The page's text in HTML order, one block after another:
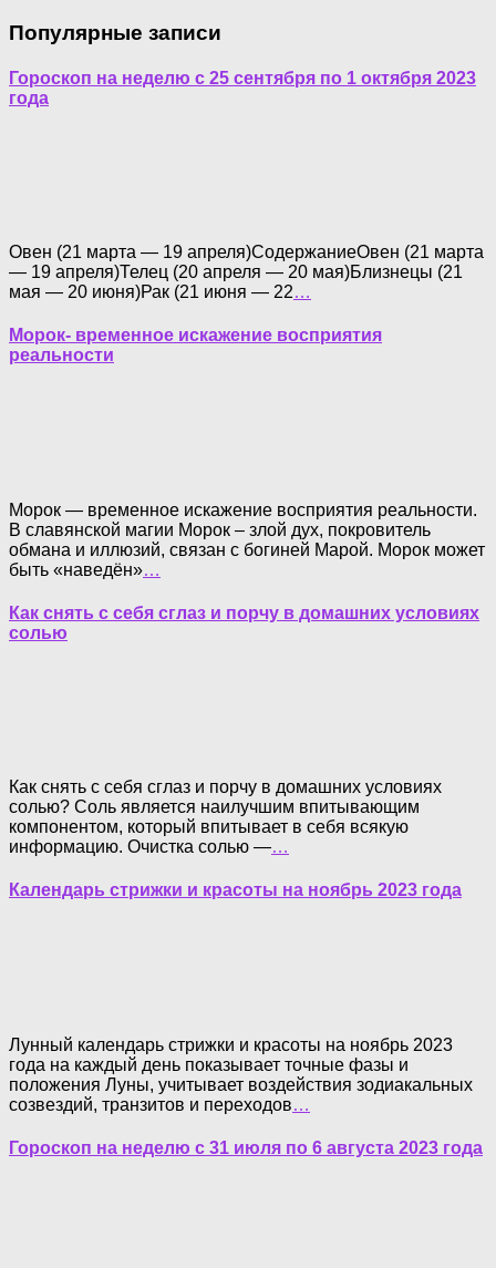
Популярные записи
Гороскоп на неделю с 25 сентября по 1 октября 2023
года
Овен (21 марта — 19 апреля)СодержаниеОвен (21 марта
— 19 апреля)Телец (20 апреля — 20 мая)Близнецы (21
мая — 20 июня)Рак (21 июня — 22…
Морок- временное искажение восприятия
реальности
Морок — временное искажение восприятия реальности.
В славянской магии Морок – злой дух, покровитель
обмана и иллюзий, связан с богиней Марой. Морок может
быть «наведён»…
Как снять с себя сглаз и порчу в домашних условиях
солью
Как снять с себя сглаз и порчу в домашних условиях
солью? Соль является наилучшим впитывающим
компонентом, который впитывает в себя всякую
информацию. Очистка солью —…
Календарь стрижки и красоты на ноябрь 2023 года
Лунный календарь стрижки и красоты на ноябрь 2023
года на каждый день показывает точные фазы и
положения Луны, учитывает воздействия зодиакальных
созвездий, транзитов и переходов…
Гороскоп на неделю с 31 июля по 6 августа 2023 года